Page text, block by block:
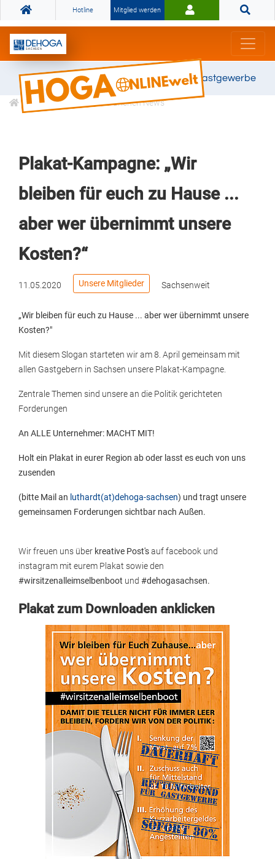
Hotline Mitglied werden
Gemeinsam stark für das Gastgewerbe
Informationen Branchen News
Plakat-Kampagne: „Wir
bleiben für euch zu Hause ...
aber wer übernimmt unsere
Kosten?“
11.05.2020 Unsere Mitglieder Sachsenweit
„Wir bleiben für euch zu Hause ... aber wer übernimmt unsere
Kosten?"
Mit diesem Slogan starteten wir am 8. April gemeinsam mit
allen Gastgebern in Sachsen unsere Plakat-Kampagne.
Zentrale Themen sind unsere an die Politik gerichteten
Forderungen
An ALLE Unternehmer: MACHT MIT!
Holt ein Plakat in eurer Region aboder lasst es euch von uns
zusenden
(bitte Mail an luthardt(at)dehoga-sachsen) und tragt unsere
gemeinsamen Forderungen sichtbar nach Außen.
Wir freuen uns über kreative Post'sauf facebook und
instagram mit eurem Plakat sowie den
#wirsitzenalleimselbenboot und #dehogasachsen.
Plakat zum Downloaden anklicken